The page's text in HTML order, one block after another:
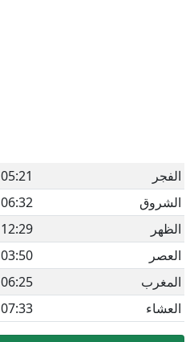
الفجر
05:21 AM
الشروق
06:32 AM
الظهر
12:29 PM
العصر
03:50 PM
المغرب
06:25 PM
العشاء
07:33 PM